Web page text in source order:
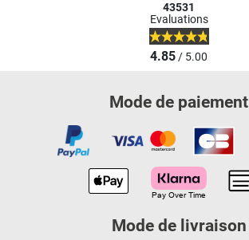
43531
Evaluations
4.85/ 5.00
Mode de paiement
Mode de livraison